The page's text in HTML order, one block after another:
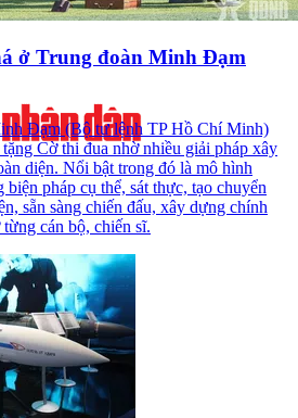
ở Trung đoàn Minh Đạm
Đạm (Bộ tư lệnh TP Hồ Chí Minh)
Cờ thi đua nhờ nhiều giải pháp xây
diện. Nổi bật trong đó là mô hình
pháp cụ thể, sát thực, tạo chuyển
sẵn sàng chiến đấu, xây dựng chính
cán bộ, chiến sĩ.